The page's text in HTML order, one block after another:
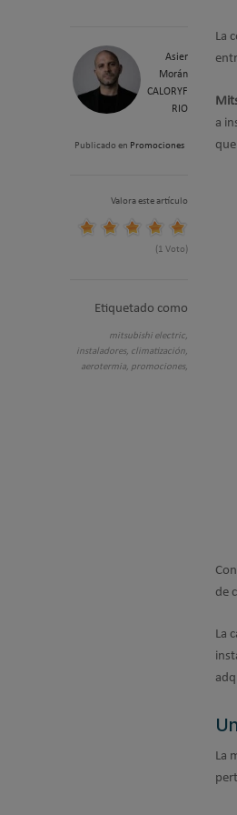
Asier
Morán
CALORYF
RIO
Publicado en Promociones
Valora este artículo
(1 Voto)
Etiquetado como
mitsubishi electric,
instaladores, climatización,
aerotermia, promociones,
La
a
de
La
La